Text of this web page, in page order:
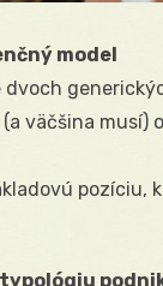
model
dvoch
(a väčšina
pozíciu,